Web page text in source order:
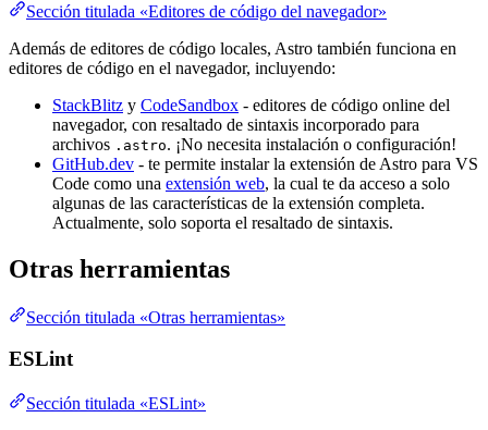
Sección titulada «Editores de código del navegador»
Además de editores de código locales, Astro también funciona en
editores de código en el navegador, incluyendo:
StackBlitz y CodeSandbox - editores de código online del
navegador, con resaltado de sintaxis incorporado para
archivos .astro. ¡No necesita instalación o configuración!
GitHub.dev - te permite instalar la extensión de Astro para VS
Code como una extensión web, la cual te da acceso a solo
algunas de las características de la extensión completa.
Actualmente, solo soporta el resaltado de sintaxis.
Otras herramientas
Sección titulada «Otras herramientas»
ESLint
Sección titulada «ESLint»